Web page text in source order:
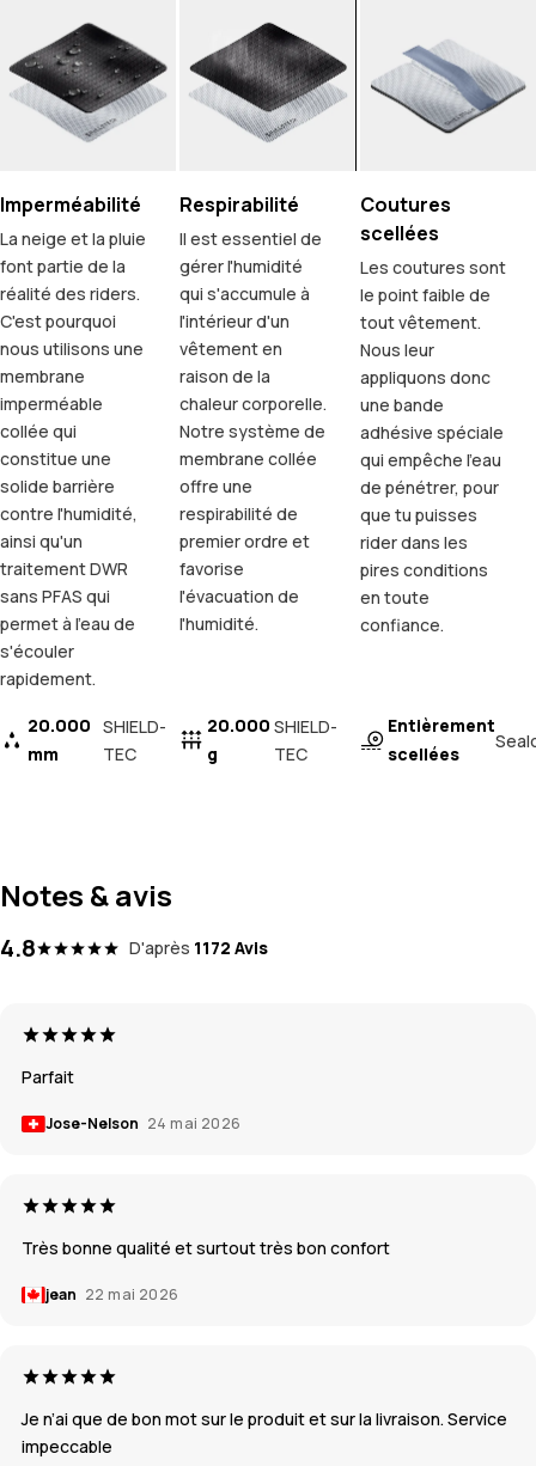
Imperméabilité
La neige et la pluie
font partie de la
réalité des riders.
C'est pourquoi
nous utilisons une
membrane
imperméable
collée qui
constitue une
solide barrière
contre l'humidité,
ainsi qu'un
traitement DWR
sans PFAS qui
permet à l'eau de
s'écouler
rapidement.
20.000
mm
SHIELD-
TEC
Respirabilité
Il est essentiel de
gérer l'humidité
qui s'accumule à
l'intérieur d'un
vêtement en
raison de la
chaleur corporelle.
Notre système de
membrane collée
offre une
respirabilité de
premier ordre et
favorise
l'évacuation de
l'humidité.
20.000
g
SHIELD-
TEC
Coutures
scellées
Les coutures sont
le point faible de
tout vêtement.
Nous leur
appliquons donc
une bande
adhésive spéciale
qui empêche l'eau
de pénétrer, pour
que tu puisses
rider dans les
pires conditions
en toute
confiance.
Entièrement
scellées
Notes & avis
4.8 D'après 1172 Avis
Parfait
Jose-Nelson 24 mai 2026
Très bonne qualité et surtout très bon confort
jean 22 mai 2026
Je n’ai que de bon mot sur le produit et sur la livraison. Service
impeccable